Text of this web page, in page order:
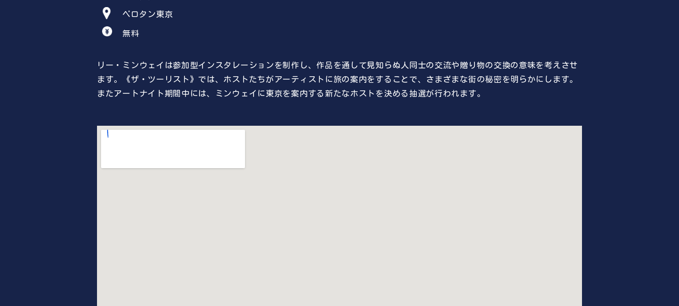
ペロタン東京
無料
リー・ミンウェイは参加型インスタレーションを制作し、作品を通して見知らぬ人同士の交流や贈り物の交換の意味を考えさせ
ます。《ザ・ツーリスト》では、ホストたちがアーティストに旅の案内をすることで、さまざまな街の秘密を明らかにします。
またアートナイト期間中には、ミンウェイに東京を案内する新たなホストを決める抽選が行われます。